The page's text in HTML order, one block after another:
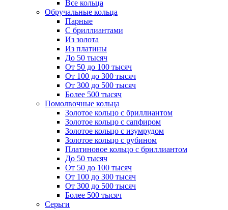
Все кольца
Обручальные кольца
Парные
С бриллиантами
Из золота
Из платины
До 50 тысяч
От 50 до 100 тысяч
От 100 до 300 тысяч
От 300 до 500 тысяч
Более 500 тысяч
Помолвочные кольца
Золотое кольцо с бриллиантом
Золотое кольцо с сапфиром
Золотое кольцо с изумрудом
Золотое кольцо с рубином
Платиновое кольцо с бриллиантом
До 50 тысяч
От 50 до 100 тысяч
От 100 до 300 тысяч
От 300 до 500 тысяч
Более 500 тысяч
Серьги